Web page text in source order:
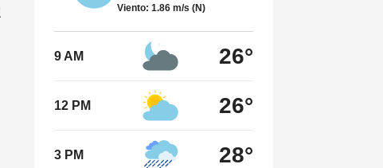
Viento: 1.86 m/s (N)
9 AM 26°
12 PM 26°
3 PM 28°